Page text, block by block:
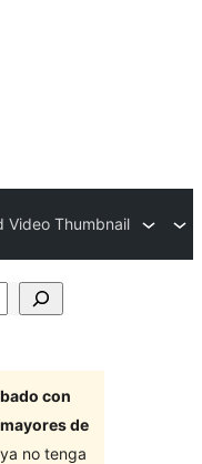
Video Thumbnail
con
de
no tenga